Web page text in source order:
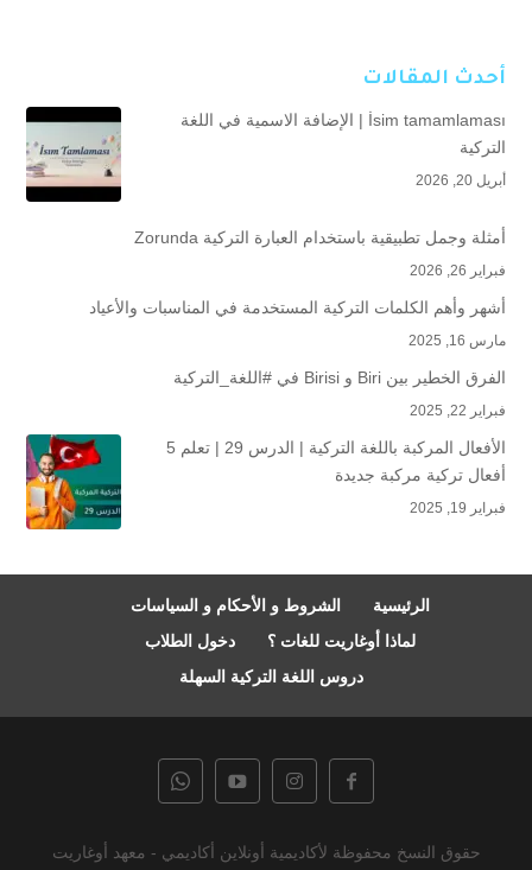
أحدث المقالات
İsim tamamlaması | الإضافة الاسمية في اللغة
التركية
أبريل 20, 2026
أمثلة وجمل تطبيقية باستخدام العبارة التركية Zorunda
فبراير 26, 2026
أشهر وأهم الكلمات التركية المستخدمة في المناسبات والأعياد
مارس 16, 2025
الفرق الخطير بين Biri و Birisi في #اللغة_التركية
فبراير 22, 2025
الأفعال المركبة باللغة التركية | الدرس 29 | تعلم 5
أفعال تركية مركبة جديدة
فبراير 19, 2025
الرئيسية
الشروط و الأحكام و السياسات
لماذا أوغاريت للغات ؟
دخول الطلاب
دروس اللغة التركية السهلة
حقوق النسخ محفوظة لأكاديمية أونلاين أكاديمي - معهد أوغاريت